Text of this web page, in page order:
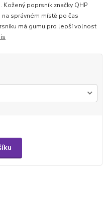
poprsník značky QHP
správném místě po čas
má gumu pro lepší volnost